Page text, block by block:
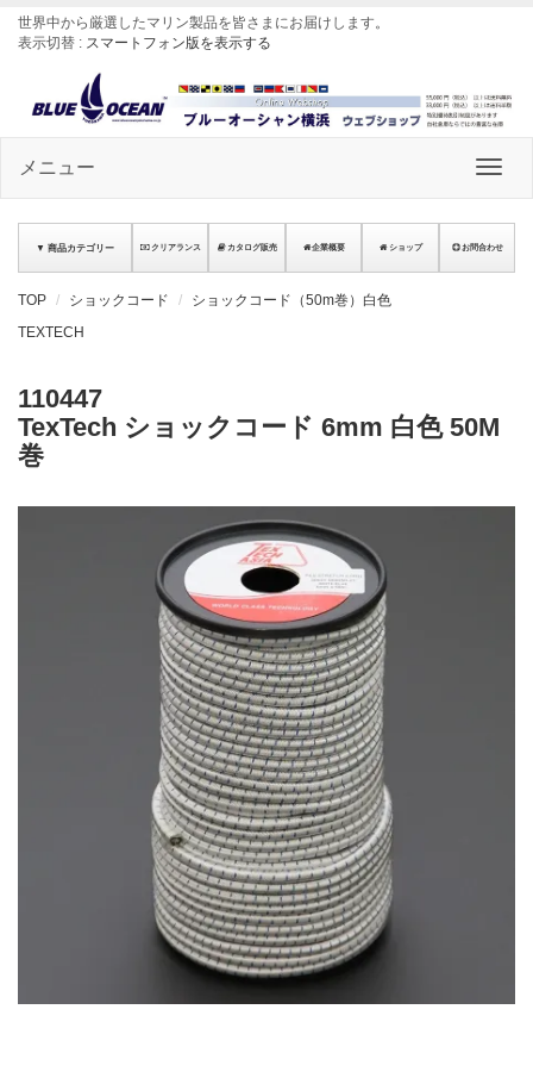
世界中から厳選したマリン製品を皆さまにお届けします。
表示切替 : スマートフォン版を表示する
メニュー
▼ 商品カテゴリー クリアランス カタログ販売 企業概要 ショップ お問合わせ
TOP ショックコード
ショックコード（50m巻）白色
TEXTECH
110447
TexTech ショックコード 6mm 白色 50M
巻